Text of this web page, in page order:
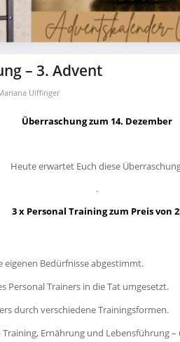
– 3. Advent
Uiffinger
Überraschung zum 14. Dezember
Heute erwartet Euch diese
.
3 x Personal Training zum Preis von
eigenen Bedürfnisse abgestimmt.
Personal Trainers in die Tat umgesetzt.
durch verschiedene Trainingsformen.
Ernährung und Lebensführung